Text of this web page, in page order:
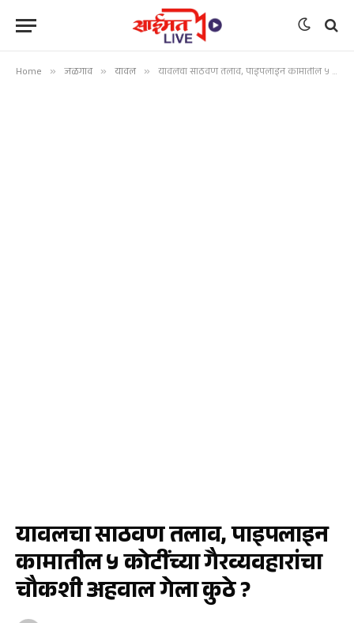
Home » जळगाव » यावल » यावलचा साठवण तलाव, पाइपलाइन कामातील ५ कोटींच्या गैरव्यवहारांचा चौकशी अहवाल गेला कुठे ?
यावलचा साठवण तलाव, पाइपलाइन
कामातील ५ कोटींच्या गैरव्यवहारांचा
चौकशी अहवाल गेला कुठे ?